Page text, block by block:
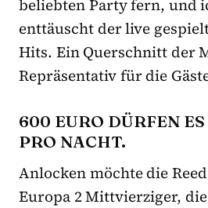
beliebten Party fern, und
enttäuscht der live
Hits. Ein Querschnitt der
Repräsentativ für die
600 EURO DÜRFEN
PRO NACHT.
Anlocken möchte die
Europa 2 Mittvierziger,